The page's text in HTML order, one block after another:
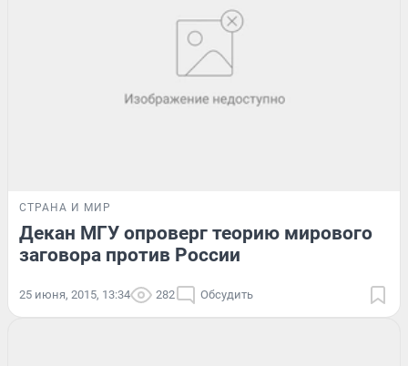
СТРАНА И МИР
Декан МГУ опроверг теорию мирового
заговора против России
25 июня, 2015, 13:34 282 Обсудить